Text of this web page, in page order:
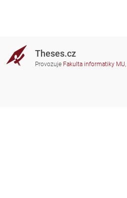
Theses.cz
Provozuje Fakulta informatiky MU,